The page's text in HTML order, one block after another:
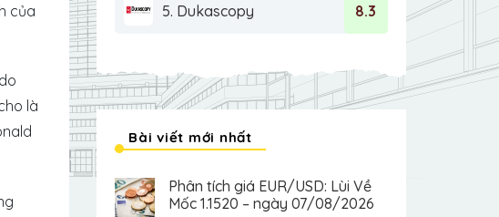
của
là
5. Dukascopy 8.3
Bài viết mới nhất
Phân tích giá EUR/USD: Lùi Về
Mốc 1.1520 – ngày 07/08/2026